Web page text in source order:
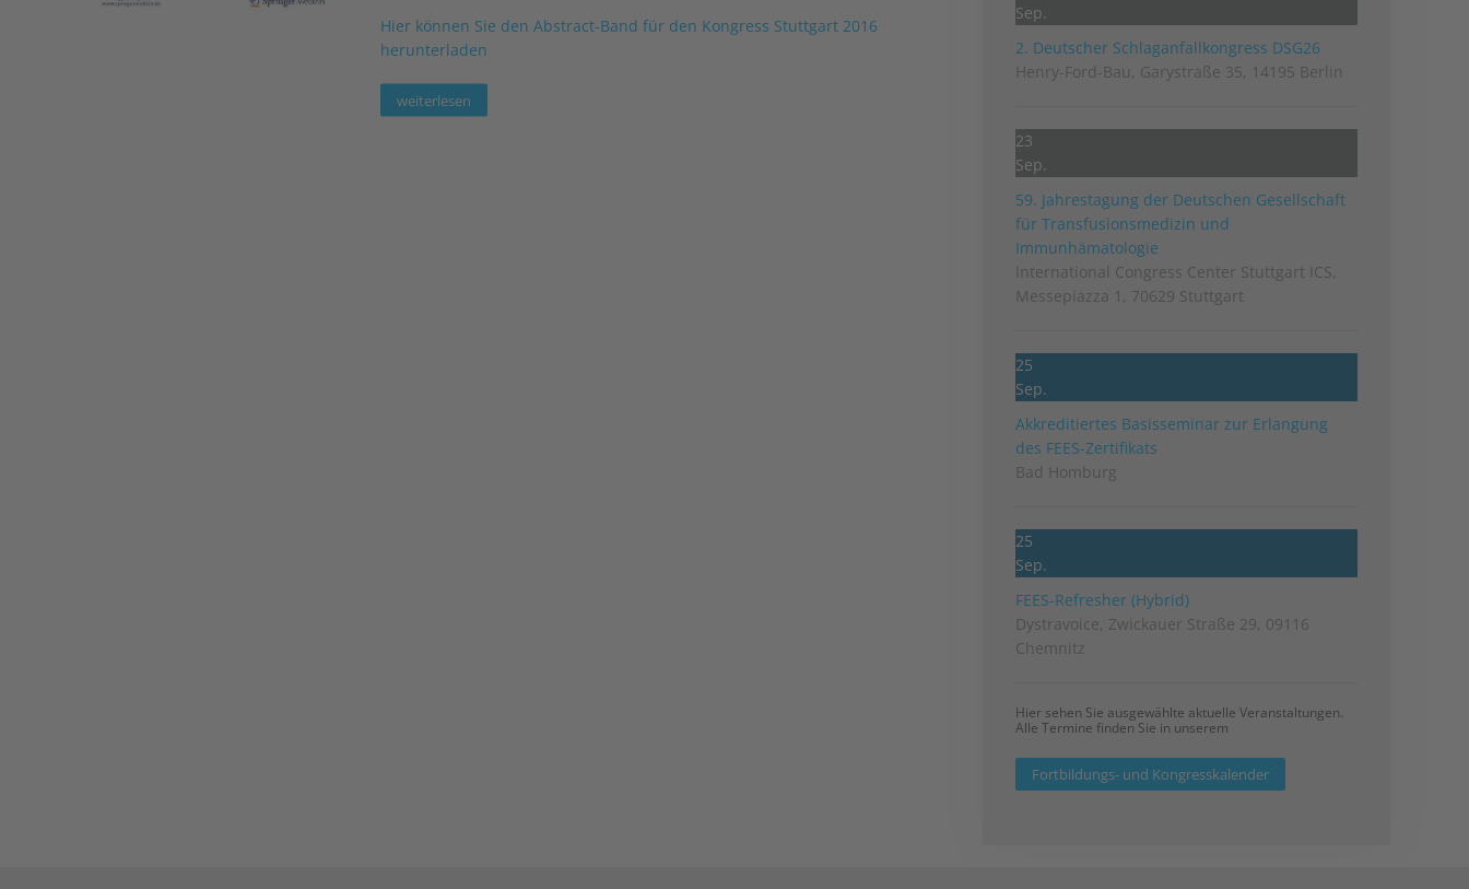
Hier können Sie den Abstract-Band für den Kongress Stuttgart 2016
herunterladen
weiterlesen
Sep.
2. Deutscher Schlag­anfall­kongress DSG26
Henry-Ford-Bau, Garystraße 35, 14195 Berlin
23
Sep.
59. Jahrestagung der Deutschen Gesellschaft
für Transfusionsmedizin und
Immunhämatologie
International Congress Center Stuttgart ICS,
Messepiazza 1, 70629 Stuttgart
25
Sep.
Akkreditiertes Basisseminar zur Erlangung
des FEES-Zertifikats
Bad Homburg
25
Sep.
FEES-Refresher (Hybrid)
Dystravoice, Zwickauer Straße 29, 09116
Chemnitz
Hier sehen Sie ausgewählte aktuelle Veranstaltungen.
Alle Termine finden Sie in unserem
Fortbildungs- und Kongresskalender